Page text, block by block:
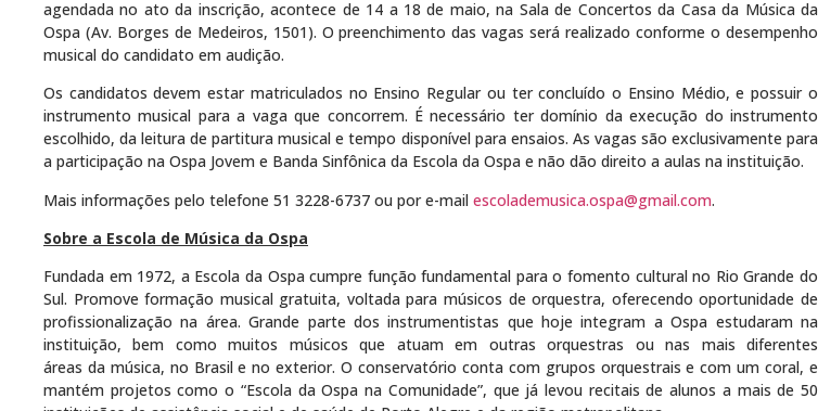
agendada no ato da inscrição, acontece de 14 a 18 de maio, na Sala de Concertos da Casa da Música da
Ospa (Av. Borges de Medeiros, 1501). O preenchimento das vagas será realizado conforme o desempenho
musical do candidato em audição.
Os candidatos devem estar matriculados no Ensino Regular ou ter concluído o Ensino Médio, e possuir o
instrumento musical para a vaga que concorrem. É necessário ter domínio da execução do instrumento
escolhido, da leitura de partitura musical e tempo disponível para ensaios. As vagas são exclusivamente para
a participação na Ospa Jovem e Banda Sinfônica da Escola da Ospa e não dão direito a aulas na instituição.
Mais informações pelo telefone 51 3228-6737 ou por e-mail escolademusica.ospa@gmail.com.
Sobre a Escola de Música da Ospa
Fundada em 1972, a Escola da Ospa cumpre função fundamental para o fomento cultural no Rio Grande do
Sul. Promove formação musical gratuita, voltada para músicos de orquestra, oferecendo oportunidade de
profissionalização na área. Grande parte dos instrumentistas que hoje integram aOspa estudaram na
instituição, bem como muitos músicos que atuam em outras orquestras ou nas mais diferentes
áreas da música, no Brasil e no exterior. O conservatório conta com grupos orquestrais e com um coral, e
mantém projetos como o “Escola da Ospa na Comunidade”, que já levou recitais de alunos a mais de 50